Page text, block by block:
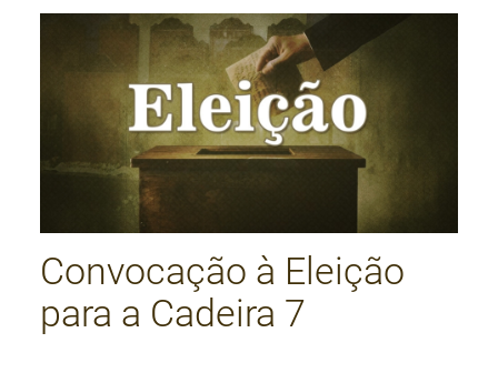
Convocação à Eleição
para a Cadeira 7